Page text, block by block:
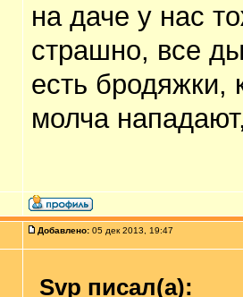
на даче у нас
страшно, все
есть бродяжки,
молча
Добавлено: 05 дек 2013, 19:47
Svp писал(а):